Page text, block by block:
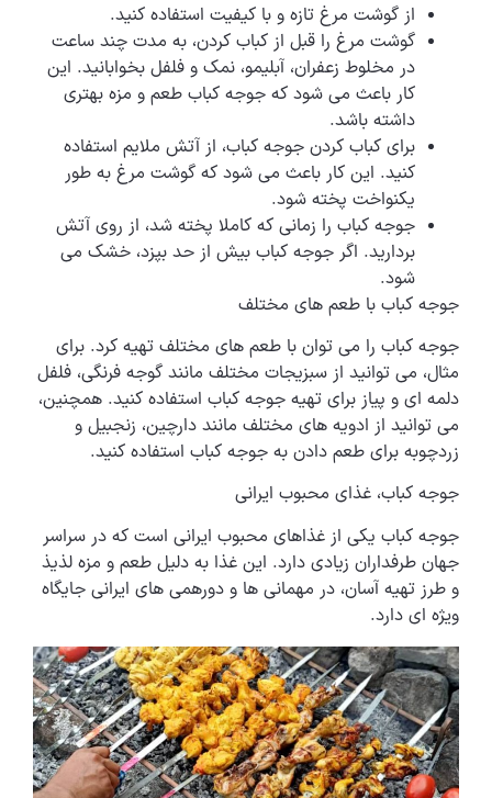
از گوشت مرغ تازه و با کیفیت استفاده کنید.
گوشت مرغ را قبل از کباب کردن، به مدت چند ساعت
در مخلوط زعفران، آبلیمو، نمک و فلفل بخوابانید. این
کار باعث می شود که جوجه کباب طعم و مزه بهتری
داشته باشد.
برای کباب کردن جوجه کباب، از آتش ملایم استفاده
کنید. این کار باعث می شود که گوشت مرغ به طور
یکنواخت پخته شود.
جوجه کباب را زمانی که کاملا پخته شد، از روی آتش
بردارید. اگر جوجه کباب بیش از حد بپزد، خشک می
شود.
جوجه کباب با طعم های مختلف
جوجه کباب را می توان با طعم های مختلف تهیه کرد. برای
مثال، می توانید از سبزیجات مختلف مانند گوجه فرنگی، فلفل
دلمه ای و پیاز برای تهیه جوجه کباب استفاده کنید. همچنین،
می توانید از ادویه های مختلف مانند دارچین، زنجبیل و
زردچوبه برای طعم دادن به جوجه کباب استفاده کنید.
جوجه کباب، غذای محبوب ایرانی
جوجه کباب یکی از غذاهای محبوب ایرانی است که در سراسر
جهان طرفداران زیادی دارد. این غذا به دلیل طعم و مزه لذیذ
و طرز تهیه آسان، در مهمانی ها و دورهمی های ایرانی جایگاه
ویژه ای دارد.